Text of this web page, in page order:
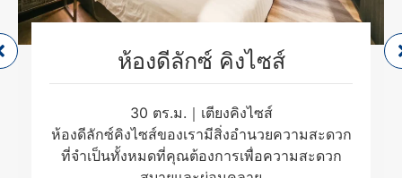
ห้องดีลักซ์ คิงไซส์
30 ตร.ม.｜เตียงคิงไซส์
ห้องดีลักซ์คิงไซส์ของเรามีสิ่งอำนวยความสะดวก
ที่จำเป็นทั้งหมดที่คุณต้องการเพื่อความสะดวก